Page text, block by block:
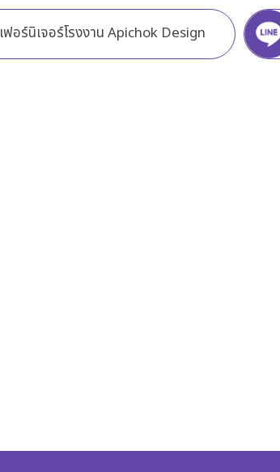
เฟอร์นิเจอร์โรงงาน Apichok Design